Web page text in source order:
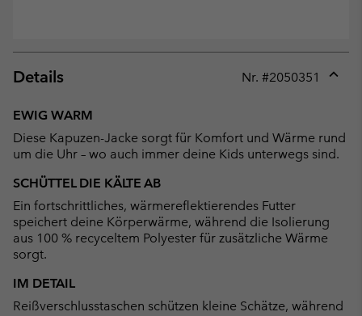
Details Nr. #2050351
EWIG WARM
Diese Kapuzen-Jacke sorgt für Komfort und Wärme rund
um die Uhr – wo auch immer deine Kids unterwegs sind.
SCHÜTTEL DIE KÄLTE AB
Ein fortschrittliches, wärmereflektierendes Futter
speichert deine Körperwärme, während die Isolierung
aus 100 % recyceltem Polyester für zusätzliche Wärme
sorgt.
IM DETAIL
Reißverschlusstaschen schützen kleine Schätze, während